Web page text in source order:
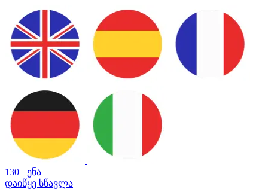
130+ ენა
დაიწყე სწავლა